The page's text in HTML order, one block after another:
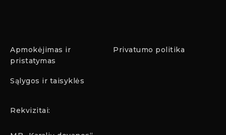
Apmokėjimas ir
pristatymas
Privatumo politika
Sąlygos ir taisyklės
Rekvizitai: